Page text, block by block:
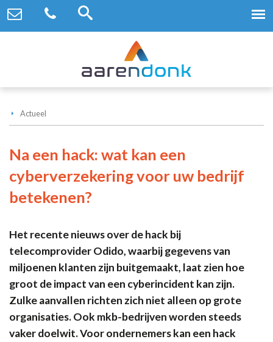
Actueel
Na een hack: wat kan een
cyberverzekering voor uw bedrijf
betekenen?
Het recente nieuws over de hack bij
telecomprovider Odido, waarbij gegevens van
miljoenen klanten zijn buitgemaakt, laat zien hoe
groot de impact van een cyberincident kan zijn.
Zulke aanvallen richten zich niet alleen op grote
organisaties. Ook mkb-bedrijven worden steeds
vaker doelwit. Voor ondernemers kan een hack